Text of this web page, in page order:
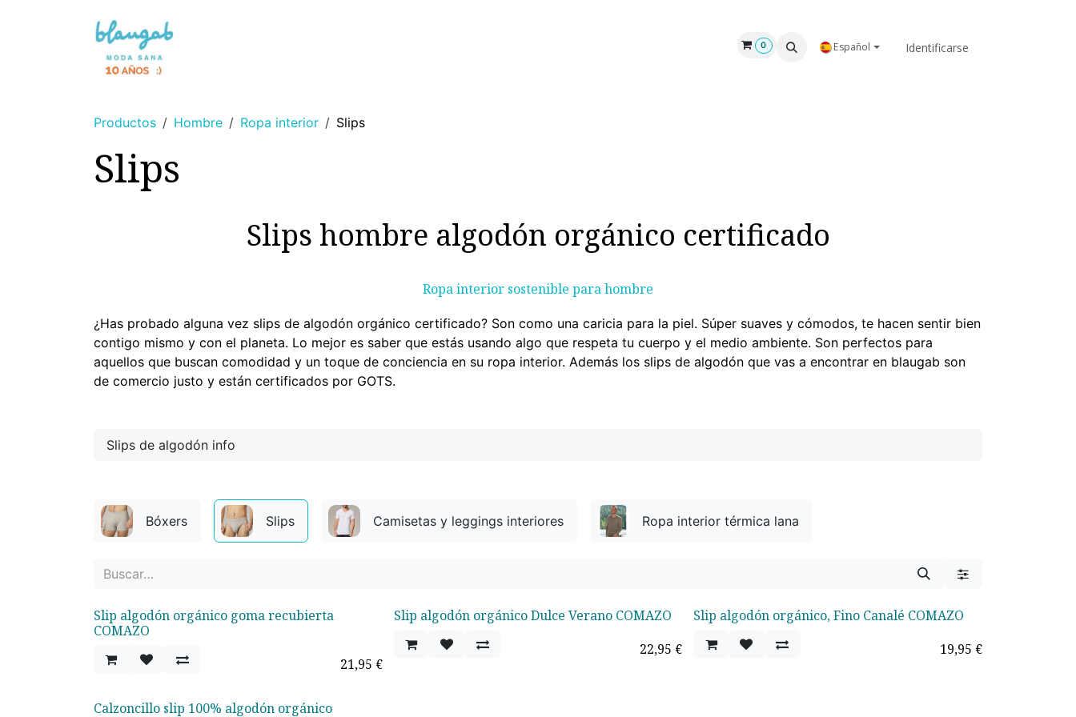
NOSOTROS
0 Español Identificarse
Productos Hombre Ropa interior Slips
Slips
Slips hombre algodón orgánico certificado
Ropa interior sostenible para hombre
¿Has probado alguna vez slips de algodón orgánico certificado? Son como una caricia para la piel. Súper suaves y cómodos, te hacen sentir bien
contigo mismo y con el planeta. Lo mejor es saber que estás usando algo que respeta tu cuerpo y el medio ambiente. Son perfectos para
aquellos que buscan comodidad y un toque de conciencia en su ropa interior. Además los slips de algodón que vas a encontrar en blaugab son
de comercio justo y están certificados por GOTS.
Slips de algodón info
Bóxers Slips Camisetas y leggings interiores Ropa interior térmica lana
Slip algodón orgánico goma recubierta
COMAZO
21,95 €
Slip algodón orgánico Dulce Verano COMAZO
22,95 €
Slip algodón orgánico, Fino Canalé COMAZO
19,95 €
Calzoncillo slip 100% algodón orgánico